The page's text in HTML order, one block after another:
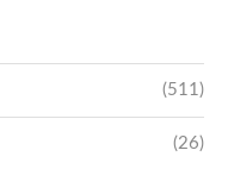
(511)
(26)